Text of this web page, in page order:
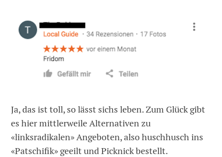
Ja, das ist toll, so lässt sichs leben. Zum Glück gibt
es hier mittlerweile Alternativen zu
«linksradikalen» Angeboten, also huschhusch ins
«Patschifik» geeilt und Picknick bestellt.